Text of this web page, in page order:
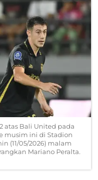
atas Bali United pada
musim ini di Stadion
(11/05/2026) malam
Mariano Peralta.